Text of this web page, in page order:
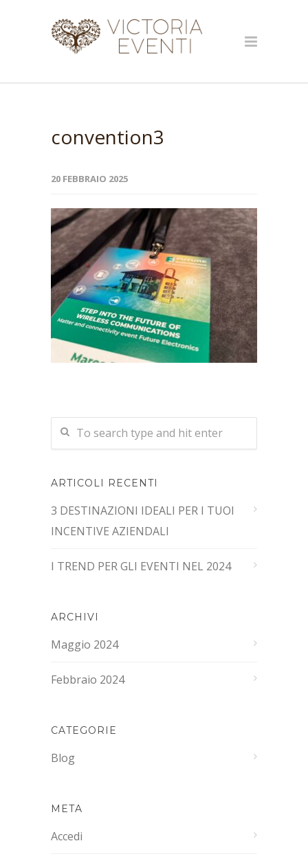
convention3
20 FEBBRAIO 2025
ARTICOLI RECENTI
3 DESTINAZIONI IDEALI PER I TUOI
INCENTIVE AZIENDALI
I TREND PER GLI EVENTI NEL 2024
ARCHIVI
Maggio 2024
Febbraio 2024
CATEGORIE
Blog
META
Accedi